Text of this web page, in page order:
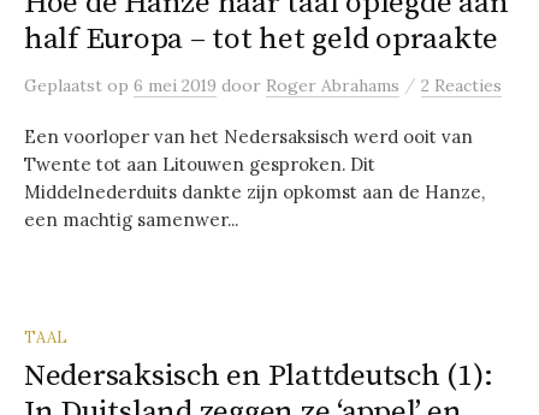
half Europa – tot het geld opraakte
Geplaatst op 6 mei 2019 door Roger Abrahams / 2 Reacties
Een voorloper van het Nedersaksisch werd ooit van
Twente tot aan Litouwen gesproken. Dit
Middelnederduits dankte zijn opkomst aan de Hanze,
een machtig samenwer...
TAAL
Nedersaksisch en Plattdeutsch (1):